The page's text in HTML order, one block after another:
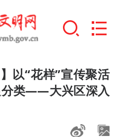
+
以“花样”宣传聚活
分类——大兴区深入